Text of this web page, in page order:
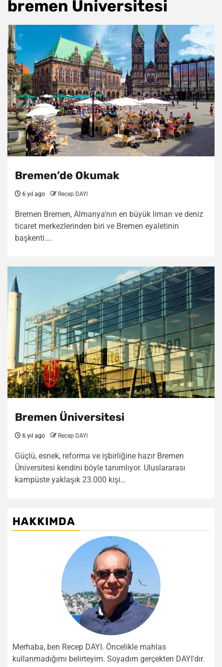
bremen Üniversitesi
Bremen’de Okumak
6 yıl ago Recep DAYI
Bremen Bremen, Almanya’nın en büyük liman ve deniz
ticaret merkezlerinden biri ve Bremen eyaletinin
başkenti….
Bremen Üniversitesi
6 yıl ago Recep DAYI
Güçlü, esnek, reforma ve işbirliğine hazır Bremen
Üniversitesi kendini böyle tanımlıyor. Uluslararası
kampüste yaklaşık 23.000 kişi…
HAKKIMDA
Merhaba, ben Recep DAYI. Öncelikle mahlas
kullanmadığımı belirteyim. Soyadım gerçekten DAYI'dır.